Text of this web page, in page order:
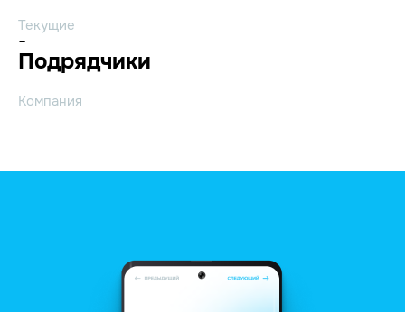
Текущие
-
Подрядчики
Компания